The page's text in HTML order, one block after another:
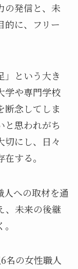
の発信と、未
的に、フリー
」という大き
学や専門学校
断念してしま
と思われがち
切にし、日々
する。
人への取材を通
、未来の後継
名の女性職人